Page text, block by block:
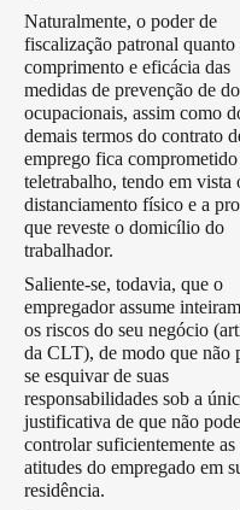
Naturalmente, o poder de
fiscalização patronal quanto
comprimento e eficácia das
medidas de prevenção de
ocupacionais, assim como
demais termos do contrato
emprego fica
teletrabalho, tendo em vista
distanciamento físico e a
que reveste o domicílio do
trabalhador.
Saliente-se, todavia, que o
empregador assume
os riscos do seu negócio
da CLT), de modo que não
se esquivar de suas
responsabilidades sob a
justificativa de que não pode
controlar suficientemente as
atitudes do empregado em
residência.